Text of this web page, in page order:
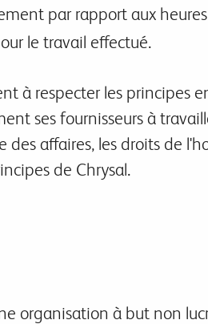
par rapport aux
le travail effectué.
à respecter les principes
ses fournisseurs à
affaires, les droits de
de Chrysal.
organisation à but non